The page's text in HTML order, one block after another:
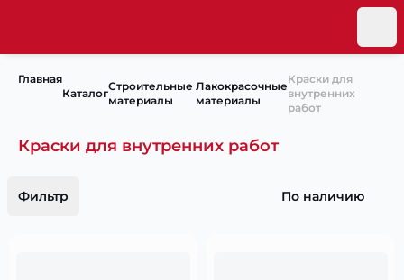
Главная
Каталог
Строительные
материалы
Лакокрасочные
материалы
Краски для
внутренних
работ
Краски для внутренних работ
Фильтр По наличию